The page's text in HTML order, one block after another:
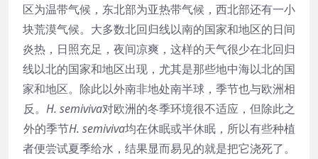
区为温带气候，东北部为亚热带气候，西北部还有一小
块荒漠气候。大多数北回归线以南的国家和地区的日间
炎热，日照充足，夜间凉爽，这样的天气很少在北回归
线以北的国家和地区出现，尤其是那些地中海以北的国
家和地区。除此以外南非地处南半球，季节也与欧洲相
反。 H. semiviva对欧洲的冬季环境很不适应，但除此之
外的季节H. semiviva均在休眠或半休眠，所以有些种植
者便尝试夏季给水，结果显而易见的就是把它浇死了。